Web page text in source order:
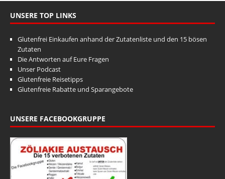
UNSERE TOP LINKS
Glutenfrei Einkaufen anhand der Zutatenliste und den 15 bösen
Zutaten
Die Antworten auf Eure Fragen
Unser Podcast
Glutenfreie Reisetipps
Glutenfreie Rabatte und Sparangebote
UNSERE FACEBOOKGRUPPE